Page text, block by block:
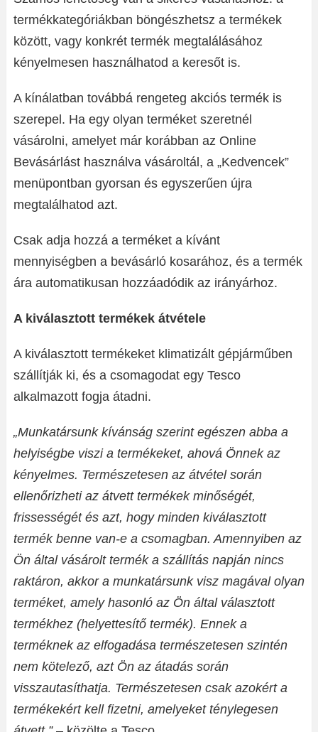
termékkategóriákban böngészhetsz a termékek
között, vagy konkrét termék megtalálásához
kényelmesen használhatod a keresőt is.
A kínálatban továbbá rengeteg akciós termék is
szerepel. Ha egy olyan terméket szeretnél
vásárolni, amelyet már korábban az Online
Bevásárlást használva vásároltál, a „Kedvencek”
menüpontban gyorsan és egyszerűen újra
megtalálhatod azt.
Csak adja hozzá a terméket a kívánt
mennyiségben a bevásárló kosarához, és a termék
ára automatikusan hozzáadódik az irányárhoz.
A kiválasztott termékek átvétele
A kiválasztott termékeket klimatizált gépjárműben
szállítják ki, és a csomagodat egy Tesco
alkalmazott fogja átadni.
„Munkatársunk kívánság szerint egészen abba a
helyiségbe viszi a termékeket, ahová Önnek az
kényelmes. Természetesen az átvétel során
ellenőrizheti az átvett termékek minőségét,
frissességét és azt, hogy minden kiválasztott
termék benne van-e a csomagban. Amennyiben az
Ön által vásárolt termék a szállítás napján nincs
raktáron, akkor a munkatársunk visz magával olyan
terméket, amely hasonló az Ön által választott
termékhez (helyettesítő termék). Ennek a
terméknek az elfogadása természetesen szintén
nem kötelező, azt Ön az átadás során
visszautasíthatja. Természetesen csak azokért a
termékekért kell fizetni, amelyeket ténylegesen